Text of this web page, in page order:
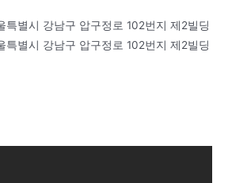
특별시 강남구 압구정로 102번지 제2빌딩
특별시 강남구 압구정로 102번지 제2빌딩